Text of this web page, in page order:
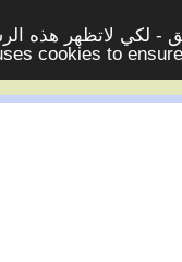
- لكي لاتظهر هذه
cookies to